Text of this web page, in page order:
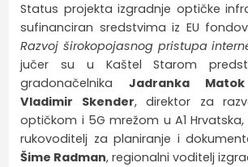
Status projekta izgradnje optičke
sufinanciran sredstvima iz EU
Razvoj širokopojasnog pristupa
jučer su u Kaštel Starom
gradonačelnikaJadranka
Vladimir Skender, direktor za
optičkom i 5G mrežom u A1 Hrvatska,
rukovoditelj za planiranje i
Šime Radman, regionalni voditelj